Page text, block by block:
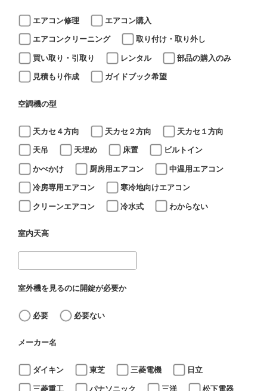
エアコン修理
エアコン購入
エアコンクリーニング
取り付け・取り外し
買い取り・引取り
レンタル
部品の購入のみ
見積もり作成
ガイドブック希望
空調機の型
天カセ４方向 天カセ２方向
天カセ１方向
天吊
天埋め 床置
ビルトイン
かべかけ
厨房用エアコン
中温用エアコン
冷房専用エアコン
寒冷地向けエアコン
クリーンエアコン
冷水式 わからない
室内天高
室外機を見るのに開錠が必要か
必要 必要ない
メーカー名
ダイキン 東芝 三菱電機
日立
三菱重工
パナソニック 三洋
松下電器